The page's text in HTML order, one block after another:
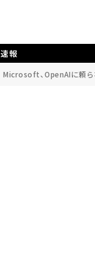
速報
Microsoft、OpenAIに頼ら